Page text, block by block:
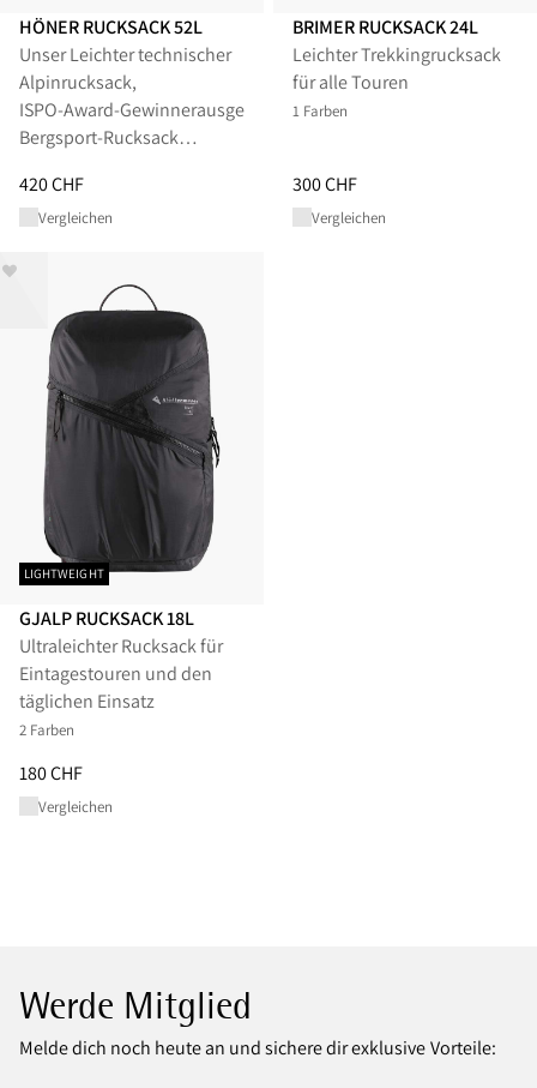
HÖNER RUCKSACK 52L
Unser Leichter technischer
Alpinrucksack,
ISPO‑Award‑Gewinnerausgereiftester
Bergsport-Rucksack…
Preis:420 CHF, reduziert von 420 CHF
420 CHF
Vergleichen
BRIMER RUCKSACK 24L
Leichter Trekkingrucksack
für alle Touren
1 Farben
Preis:300 CHF, reduziert von
300 CHF
Vergleichen
LIGHTWEIGHT
GJALP RUCKSACK 18L
Ultraleichter Rucksack für
Eintagestouren und den
täglichen Einsatz
2 Farben
Preis:180 CHF, reduziert von 180 CHF
180 CHF
Vergleichen
Werde Mitglied
Melde dich noch heute an und sichere dir exklusive Vorteile: